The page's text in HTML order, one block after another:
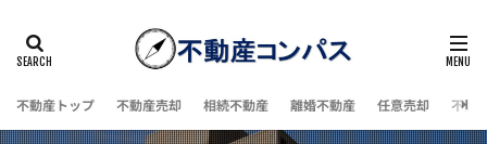
不動産トップ 不動産売却 相続不動産 離婚不動産 任意売却 不動